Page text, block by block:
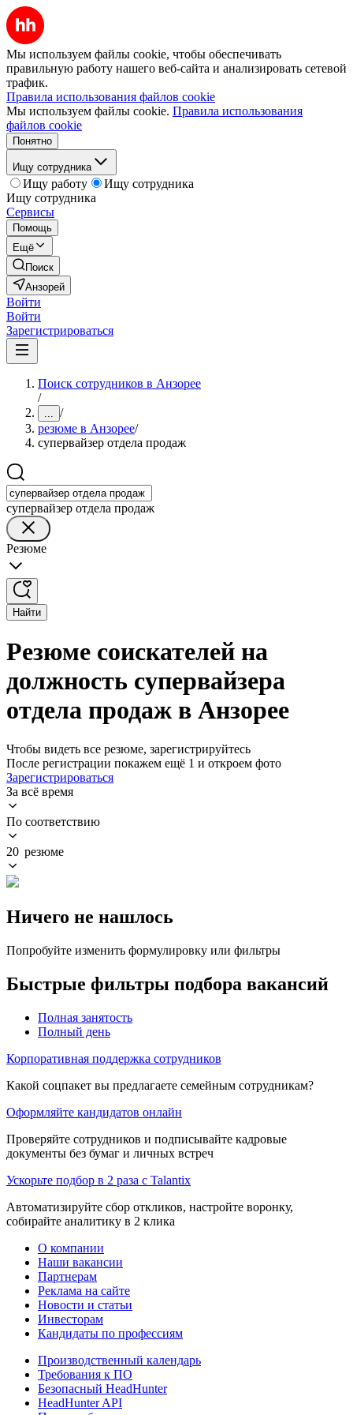
Мы используем файлы cookie, чтобы обеспечивать
правильную работу нашего веб-сайта и анализировать сетевой
трафик.
Правила использования файлов cookie
Мы используем файлы cookie. Правила использования
файлов cookie
Понятно
Ищу сотрудника
Ищу работу
Ищу сотрудника
Ищу сотрудника
Сервисы
Помощь
Ещё
Поиск
Анзорей
Войти
Войти
Зарегистрироваться
Поиск сотрудников в Анзорее
/
... /
резюме в Анзорее/
супервайзер отдела продаж
супервайзер отдела продаж
Резюме
Найти
Резюме соискателей на
должность супервайзера
отдела продаж в Анзорее
Чтобы видеть все резюме, зарегистрируйтесь
После регистрации покажем ещё 1 и откроем фото
Зарегистрироваться
За всё время
По соответствию
20 резюме
Ничего не нашлось
Попробуйте изменить формулировку или фильтры
Быстрые фильтры подбора вакансий
Полная занятость
Полный день
Корпоративная поддержка сотрудников
Какой соцпакет вы предлагаете семейным сотрудникам?
Оформляйте кандидатов онлайн
Проверяйте сотрудников и подписывайте кадровые
документы без бумаг и личных встреч
Ускорьте подбор в 2 раза с Talantix
Автоматизируйте сбор откликов, настройте воронку,
собирайте аналитику в 2 клика
О компании
Наши вакансии
Партнерам
Реклама на сайте
Новости и статьи
Инвесторам
Кандидаты по профессиям
Производственный календарь
Требования к ПО
Безопасный HeadHunter
HeadHunter API